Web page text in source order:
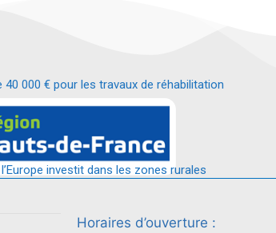
40 000 € pour les travaux de réhabilitation
de proximité.
investit dans les zones rurales
Horaires d’ouverture :